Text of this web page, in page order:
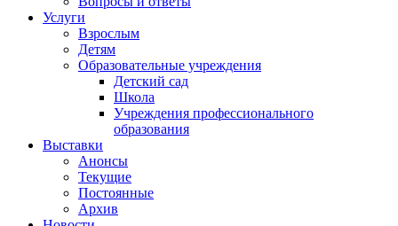
Услуги
Взрослым
Детям
Образовательные учреждения
Детский сад
Школа
Учреждения профессионального
образования
Выставки
Анонсы
Текущие
Постоянные
Архив